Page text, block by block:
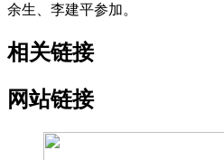
余生、李建平参加。
相关链接
网站链接